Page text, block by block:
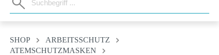
SHOP
ARBEITSSCHUTZ
ATEMSCHUTZMASKEN